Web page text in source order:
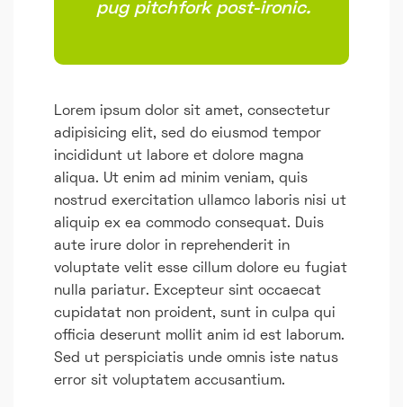
pug pitchfork post-ironic.
Lorem ipsum dolor sit amet, consectetur
adipisicing elit, sed do eiusmod tempor
incididunt ut labore et dolore magna
aliqua. Ut enim ad minim veniam, quis
nostrud exercitation ullamco laboris nisi ut
aliquip ex ea commodo consequat. Duis
aute irure dolor in reprehenderit in
voluptate velit esse cillum dolore eu fugiat
nulla pariatur. Excepteur sint occaecat
cupidatat non proident, sunt in culpa qui
officia deserunt mollit anim id est laborum.
Sed ut perspiciatis unde omnis iste natus
error sit voluptatem accusantium.